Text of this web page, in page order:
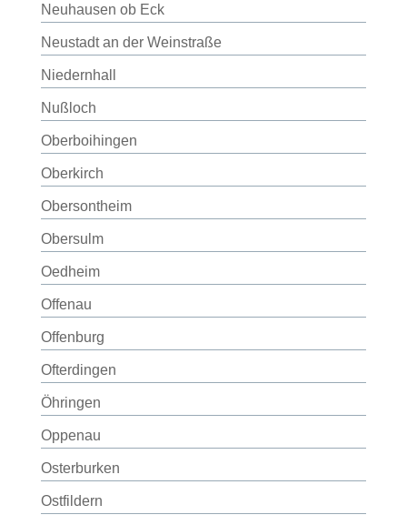
Neuhausen ob Eck
Neustadt an der Weinstraße
Niedernhall
Nußloch
Oberboihingen
Oberkirch
Obersontheim
Obersulm
Oedheim
Offenau
Offenburg
Ofterdingen
Öhringen
Oppenau
Osterburken
Ostfildern